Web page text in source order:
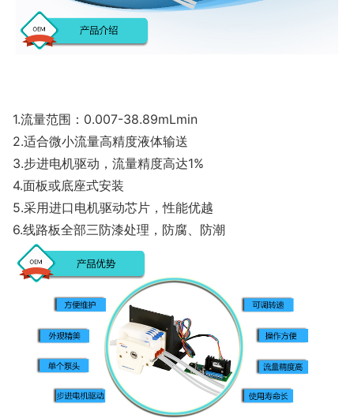
1.流量范围：0.007-38.89mLmin
2.适合微小流量高精度液体输送
3.步进电机驱动，流量精度高达1%
4.面板或底座式安装
5.采用进口电机驱动芯片，性能优越
6.线路板全部三防漆处理，防腐、防潮